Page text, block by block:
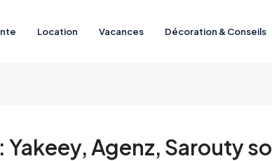
Location Vacances Décoration & Conseils
Yakeey, Agenz, Sarouty